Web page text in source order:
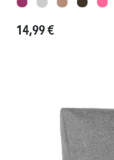
Prezzo normale:
14,99 €